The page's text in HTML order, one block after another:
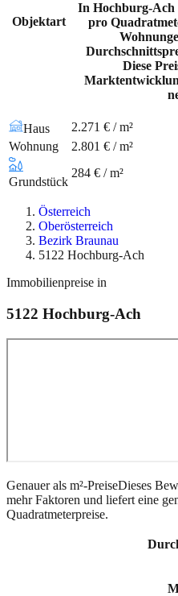
Objektart
In Hochburg-Ach
pro
Diese
Haus
2.271 € / m²
Wohnung
2.801 € / m²
Grundstück
284 € / m²
Österreich
Oberösterreich
Bezirk Braunau
5122 Hochburg-Ach
Immobilienpreise in
5122 Hochburg-Ach
Genauer als m²-PreiseDieses
mehr Faktoren und liefert eine
Quadratmeterpreise.